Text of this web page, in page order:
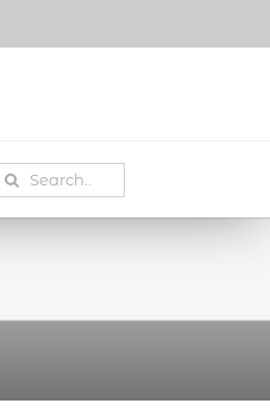
Search